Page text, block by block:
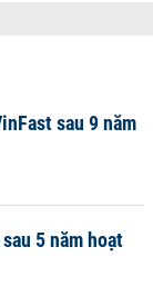
sau 9 năm
5 năm hoạt